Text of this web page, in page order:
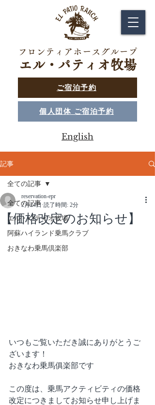
フロンティアホースグループ
エル・パティオ牧場
English
ご宿泊予約
個人団体 ご宿泊予約
記事
全ての記事
エル・パティオ牧場
阿蘇ハイランド乗馬クラブ
おきなわ乗馬倶楽部
全ての記事
【価格改定のお知らせ】
reservation-epr
2月24日 読了時間: 2分
いつもご覧いただき誠にありがとうご
ざいます！
おきなわ乗馬俱楽部です
この度は、乗馬アクティビティの価格
改定につきましてお知らせ申し上げま